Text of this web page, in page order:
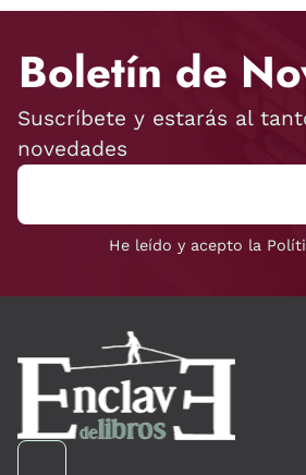
Boletín de
Suscríbete y estarás al
novedades
He leído y acepto la